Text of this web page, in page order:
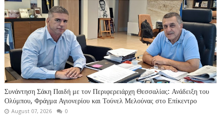
Συνάντηση Σάκη Παιδή με τον Περιφερειάρχη Θεσσαλίας: Ανάδειξη του
Ολύμπου, Φράγμα Αγιονερίου και Τούνελ Μελούνας στο Επίκεντρο
August 07, 2026 0